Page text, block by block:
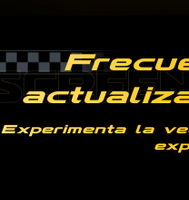
Experimenta la